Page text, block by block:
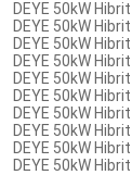
DEYE 50kW
DEYE 50kW
DEYE 50kW
DEYE 50kW
DEYE 50kW
DEYE 50kW
DEYE 50kW
DEYE 50kW
DEYE 50kW
DEYE 50kW